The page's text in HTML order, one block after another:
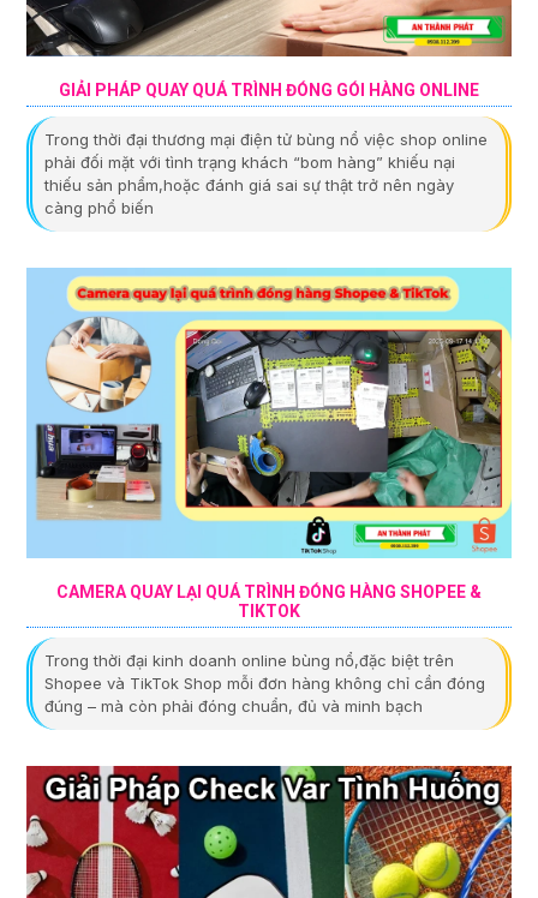
GIẢI PHÁP QUAY QUÁ TRÌNH ĐÓNG GÓI HÀNG ONLINE
Trong thời đại thương mại điện tử bùng nổ việc shop online
phải đối mặt với tình trạng khách “bom hàng” khiếu nại
thiếu sản phẩm,hoặc đánh giá sai sự thật trở nên ngày
càng phổ biến
CAMERA QUAY LẠI QUÁ TRÌNH ĐÓNG HÀNG SHOPEE &
TIKTOK
Trong thời đại kinh doanh online bùng nổ,đặc biệt trên
Shopee và TikTok Shop mỗi đơn hàng không chỉ cần đóng
đúng – mà còn phải đóng chuẩn, đủ và minh bạch